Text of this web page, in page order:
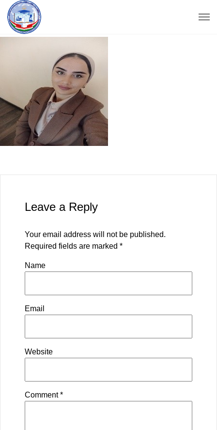
Leave a Reply
Your email address will not be published.
Required fields are marked *
Name
Email
Website
Comment*